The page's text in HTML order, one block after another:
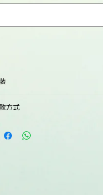
方式
匯款資訊請來電洽詢